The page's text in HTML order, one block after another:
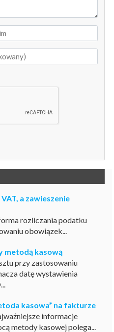
a zawieszenie
rozliczania podatku
obowiązek...
metodą kasową
przy zastosowaniu
datę wystawienia
kasowa” na fakturze
informacje
metody kasowej polega...